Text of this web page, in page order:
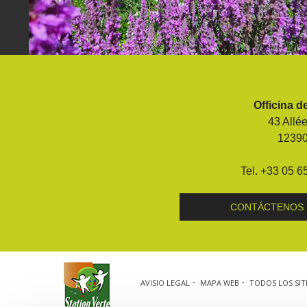
Officina
43
Tel. +33 05
CONTÁCTENOS
AVISIO LEGAL MAPA WEB TODOS LOS